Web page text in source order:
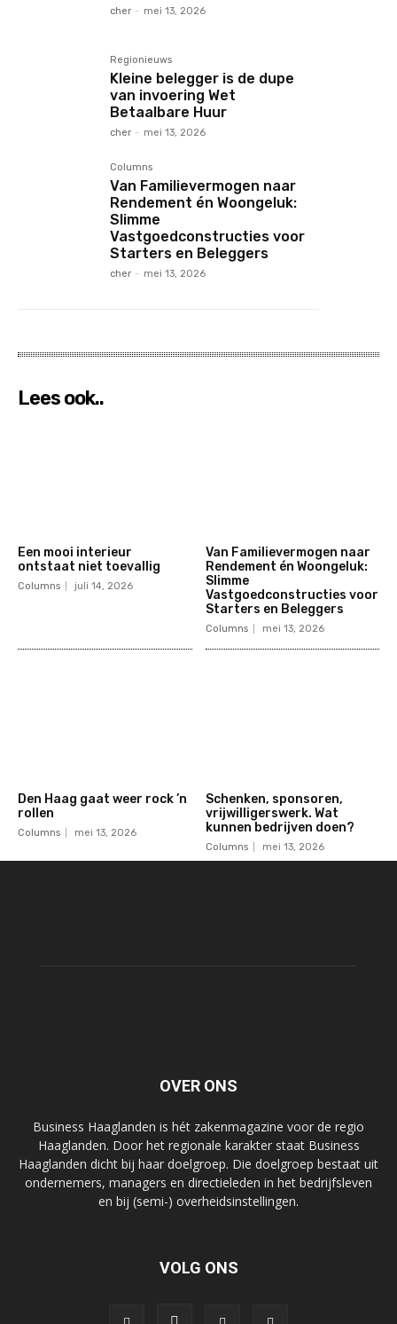
cher - mei 13, 2026
Regionieuws
Kleine belegger is de dupe
van invoering Wet
Betaalbare Huur
cher - mei 13, 2026
Columns
Van Familievermogen naar
Rendement én Woongeluk:
Slimme
Vastgoedconstructies voor
Starters en Beleggers
cher - mei 13, 2026
Lees ook..
Een mooi interieur
ontstaat niet toevallig
Columns juli 14, 2026
Van Familievermogen naar
Rendement én Woongeluk:
Slimme
Vastgoedconstructies voor
Starters en Beleggers
Columns mei 13, 2026
Den Haag gaat weer rock ’n
rollen
Columns mei 13, 2026
Schenken, sponsoren,
vrijwilligerswerk. Wat
kunnen bedrijven doen?
Columns mei 13, 2026
OVER ONS
Business Haaglanden is hét zakenmagazine voor de regio
Haaglanden. Door het regionale karakter staat Business
Haaglanden dicht bij haar doelgroep. Die doelgroep bestaat uit
ondernemers, managers en directieleden in het bedrijfsleven
en bij (semi-) overheidsinstellingen.
VOLG ONS